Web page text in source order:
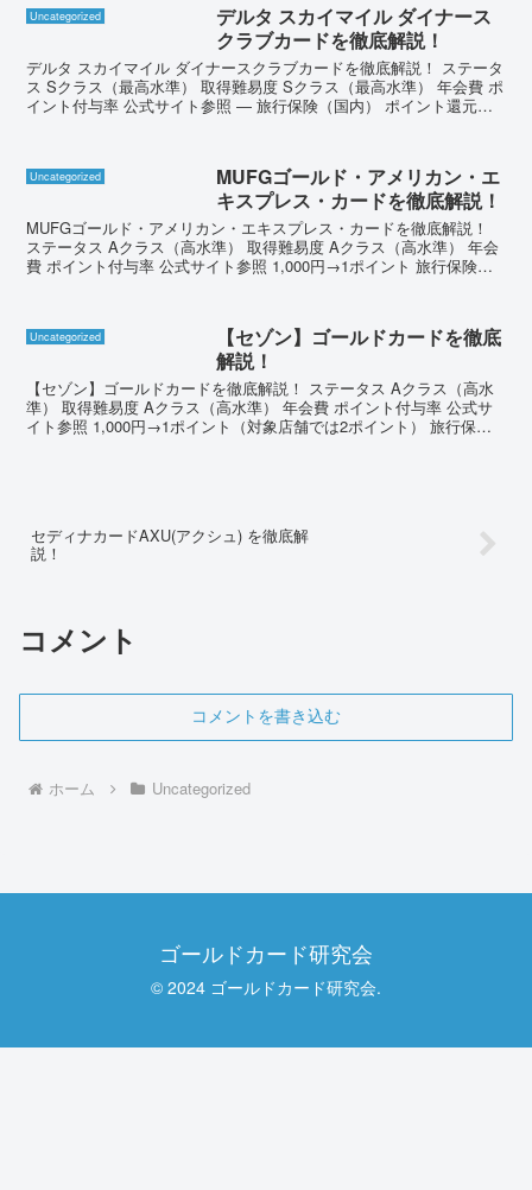
Uncategorized
デルタ スカイマイル ダイナース
クラブカードを徹底解説！
デルタ スカイマイル ダイナースクラブカードを徹底解説！ ステータ
ス Sクラス（最高水準） 取得難易度 Sクラス（最高水準） 年会費 ポ
イント付与率 公式サイト参照 ― 旅行保険（国内） ポイント還元率
Uncategorized
MUFGゴールド・アメリカン・エ
キスプレス・カードを徹底解説！
MUFGゴールド・アメリカン・エキスプレス・カードを徹底解説！
ステータス Aクラス（高水準） 取得難易度 Aクラス（高水準） 年会
費 ポイント付与率 公式サイト参照 1,000円→1ポイント 旅行保険
Uncategorized
【セゾン】ゴールドカードを徹底
解説！
【セゾン】ゴールドカードを徹底解説！ ステータス Aクラス（高水
準） 取得難易度 Aクラス（高水準） 年会費 ポイント付与率 公式サ
イト参照 1,000円→1ポイント（対象店舗では2ポイント） 旅行保険
セディナカードAXU(アクシュ) を徹底解
説！
コメント
コメントを書き込む
ホーム Uncategorized
ゴールドカード研究会
© 2024 ゴールドカード研究会.